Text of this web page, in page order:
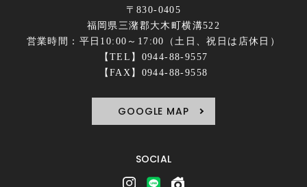
〒830-0405
福岡県三潴郡大木町横溝522
営業時間：平日10:00～17:00（土日、祝日は店休日）
【TEL】0944-88-9557
【FAX】0944-88-9558
GOOGLE MAP
SOCIAL